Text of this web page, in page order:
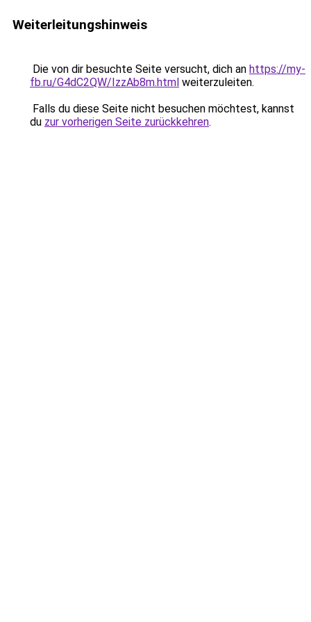
Weiterleitungshinweis
Die von dir besuchte Seite versucht, dich an https://my-
fb.ru/G4dC2QW/IzzAb8m.html weiterzuleiten.
Falls du diese Seite nicht besuchen möchtest, kannst
du zur vorherigen Seite zurückkehren.